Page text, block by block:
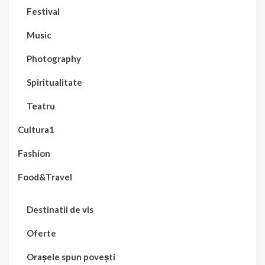
Festival
Music
Photography
Spiritualitate
Teatru
Cultura1
Fashion
Food&Travel
Destinatii de vis
Oferte
Orașele spun povești